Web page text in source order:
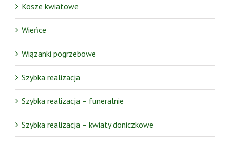
Kosze kwiatowe
Wieńce
Wiązanki pogrzebowe
Szybka realizacja
Szybka realizacja – funeralnie
Szybka realizacja – kwiaty doniczkowe